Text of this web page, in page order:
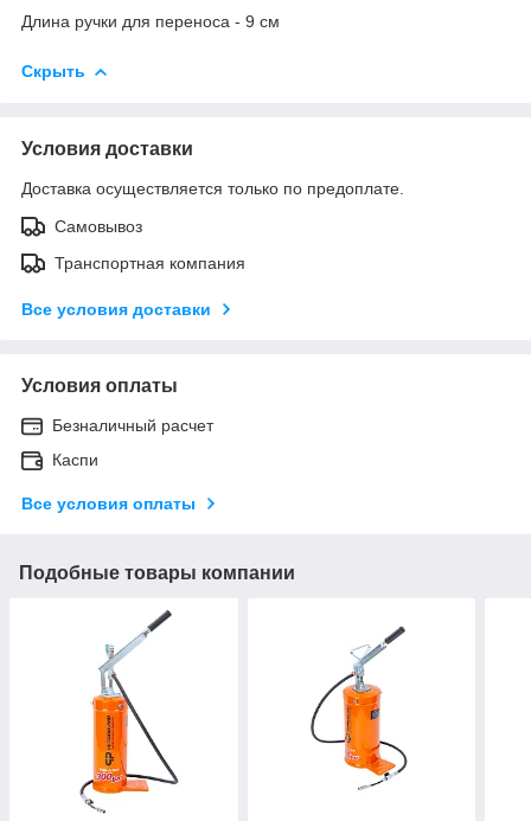
Длина ручки для переноса - 9 см
Скрыть
Условия доставки
Доставка осуществляется только по предоплате.
Самовывоз
Транспортная компания
Все условия доставки
Условия оплаты
Безналичный расчет
Каспи
Все условия оплаты
Подобные товары компании